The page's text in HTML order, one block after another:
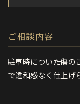
ご相談内容
駐車時についた傷の
で違和感なく仕上げ